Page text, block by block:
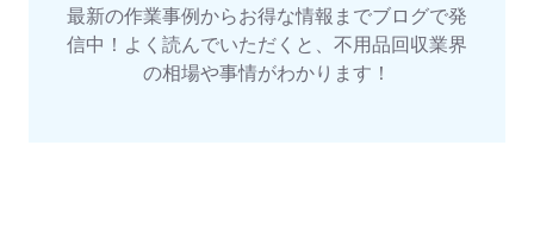
最新の作業事例からお得な情報までブログで発
信中！よく読んでいただくと、不用品回収業界
の相場や事情がわかります！